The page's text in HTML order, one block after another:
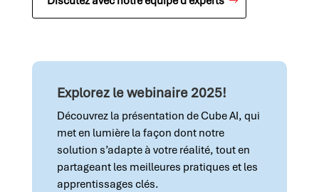
Explorez le webinaire 2025!
Découvrez la présentation de Cube AI, qui
met en lumière la façon dont notre
solution s’adapte à votre réalité, tout en
partageant les meilleures pratiques et les
apprentissages clés.